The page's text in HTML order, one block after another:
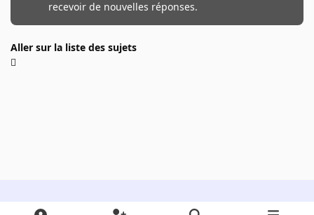
recevoir de nouvelles réponses.
Aller sur la liste des sujets